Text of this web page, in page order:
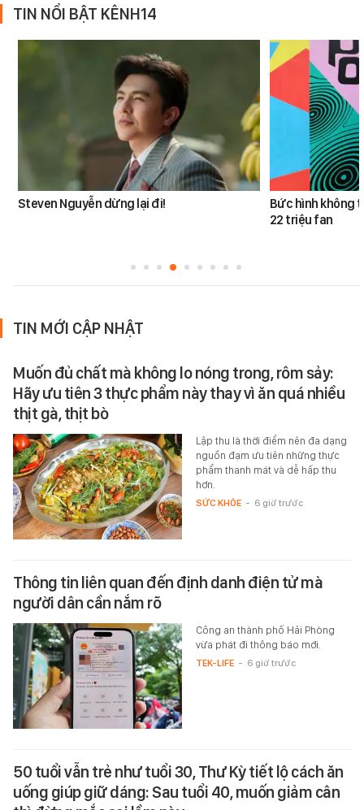
TIN NỔI BẬT KÊNH14
Steven Nguyễn dừng lại đi!
Bức hình không
22 triệu fan
TIN MỚI CẬP NHẬT
Muốn đủ chất mà không lo nóng trong, rôm sảy:
Hãy ưu tiên 3 thực phẩm này thay vì ăn quá nhiều
thịt gà, thịt bò
Lập thu là thời điểm nên đa dạng
nguồn đạm ưu tiên những thực
phẩm thanh mát và dễ hấp thu
hơn.
SỨC KHỎE - 6 giờ trước
Thông tin liên quan đến định danh điện tử mà
người dân cần nắm rõ
Công an thành phố Hải Phòng
vừa phát đi thông báo mới.
TEK-LIFE - 6 giờ trước
50 tuổi vẫn trẻ như tuổi 30, Thư Kỳ tiết lộ cách ăn
uống giúp giữ dáng: Sau tuổi 40, muốn giảm cân